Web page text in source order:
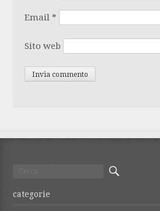
Email *
Sito web
per:
categorie